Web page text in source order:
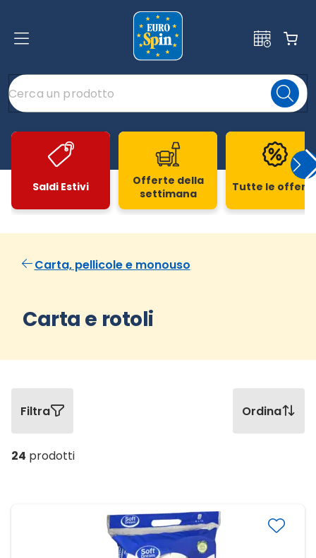
Saldi Estivi
Offerte della
settimana
Tutte le
Carta, pellicole e monouso
Carta e rotoli
Filtra Ordina
24 prodotti